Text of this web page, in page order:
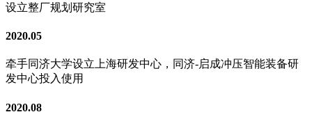
设立整厂规划研究室
2020.05
牵手同济大学设立上海研发中心，同济-启成冲压智能装备研
发中心投入使用
2020.08